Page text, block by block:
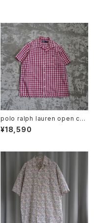
polo ralph lauren open coll
ar gingham check shirt
¥18,590